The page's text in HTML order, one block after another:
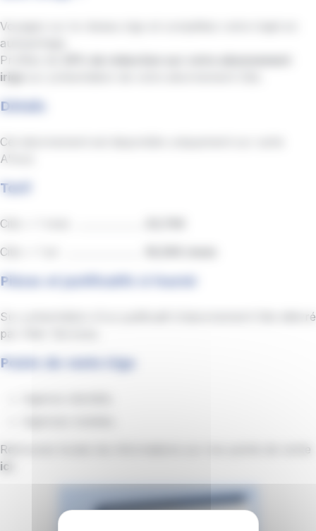
Voyagez sur le réseau irigo et complétez votre trajet en
autopartage.
Profitez de
irigo
Détails
Cet abonnement est disponible uniquement sur carte
A'tout.
Tarif
Citiz + 1 mois .......................
Citiz + 1 an ...........................
Pièces et justificatifs à fournir
Sur présentation d'un justificatif d'abonnement Citiz délivré
par Alter Services.
Points de vente irigo
Retrouvez toutes les informations sur nos points de vente
ici